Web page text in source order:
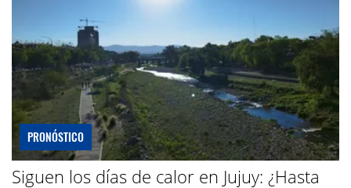
PRONÓSTICO
Siguen los días de calor en Jujuy: ¿Hasta